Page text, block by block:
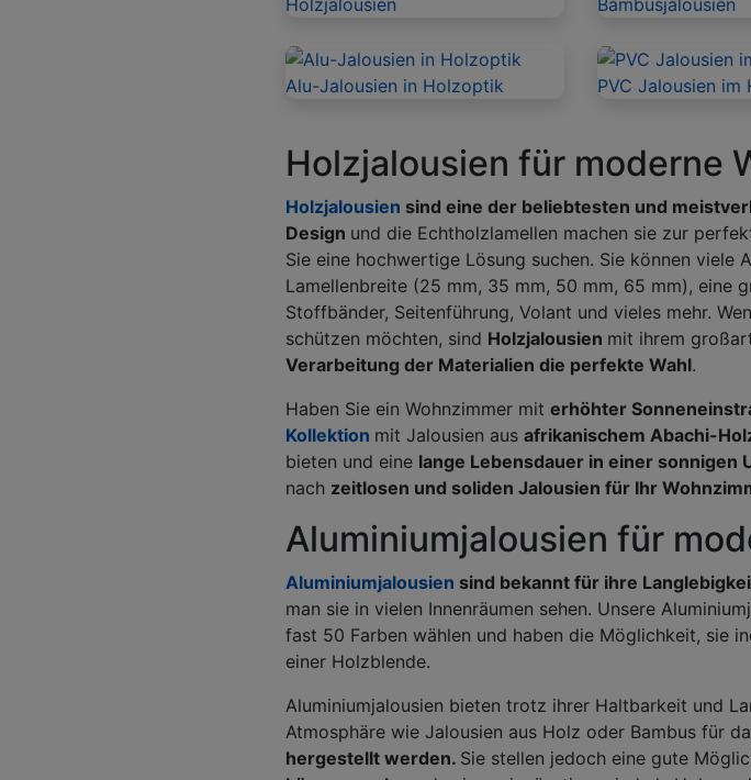
Alu-Jalousien in Holzoptik PVC Jalousien im
Holzjalousien für moderne
Holzjalousien sind eine der beliebtesten und
Design und die Echtholzlamellen machen sie zur
Sie eine hochwertige Lösung suchen. Sie können viele
Lamellenbreite (25 mm, 35 mm, 50 mm, 65 mm), eine
Stoffbänder, Seitenführung, Volant und vieles mehr.
schützen möchten, sind Holzjalousien mit ihrem
Verarbeitung der Materialien die perfekte Wahl.
Haben Sie ein Wohnzimmer mit erhöhter
Kollektion mit Jalousien aus afrikanischem Abachi-
bieten und eine lange Lebensdauer in einer sonnigen
nach zeitlosen und soliden Jalousien für Ihr
Aluminiumjalousien für
Aluminiumjalousien sind bekannt für ihre
man sie in vielen Innenräumen sehen. Unsere
fast 50 Farben wählen und haben die Möglichkeit, sie
einer Holzblende.
Aluminiumjalousien bieten trotz ihrer Haltbarkeit und
Atmosphäre wie Jalousien aus Holz oder Bambus für
hergestellt werden. Sie stellen jedoch eine gute